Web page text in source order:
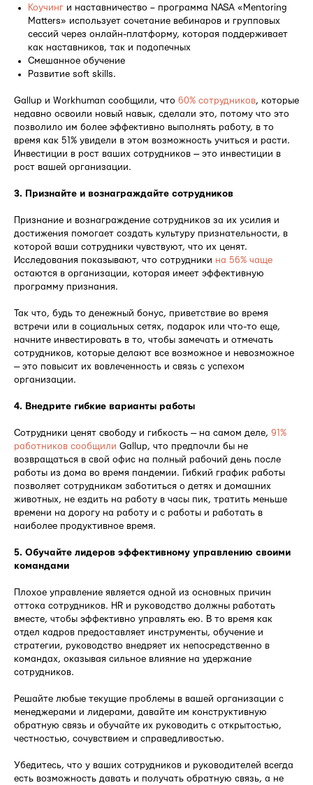
Коучинг и наставничество – программа NASA «Mentoring
Matters» использует сочетание вебинаров и групповых
сессий через онлайн-платформу, которая поддерживает
как наставников, так и подопечных
Смешанное обучение
Развитие soft skills.
Gallup и Workhuman сообщили, что 60% сотрудников, которые
недавно освоили новый навык, сделали это, потому что это
позволило им более эффективно выполнять работу, в то
время как 51% увидели в этом возможность учиться и расти.
Инвестиции в рост ваших сотрудников — это инвестиции в
рост вашей организации.
3. Признайте и вознаграждайте сотрудников
Признание и вознаграждение сотрудников за их усилия и
достижения помогает создать культуру признательности, в
которой ваши сотрудники чувствуют, что их ценят.
Исследования показывают, что сотрудники на 56% чаще
остаются в организации, которая имеет эффективную
программу признания.
Так что, будь то денежный бонус, приветствие во время
встречи или в социальных сетях, подарок или что-то еще,
начните инвестировать в то, чтобы замечать и отмечать
сотрудников, которые делают все возможное и невозможное
— это повысит их вовлеченность и связь с успехом
организации.
4. Внедрите гибкие варианты работы
Сотрудники ценят свободу и гибкость — на самом деле, 91%
работников сообщили Gallup, что предпочли бы не
возвращаться в свой офис на полный рабочий день после
работы из дома во время пандемии. Гибкий график работы
позволяет сотрудникам заботиться о детях и домашних
животных, не ездить на работу в часы пик, тратить меньше
времени на дорогу на работу и с работы и работать в
наиболее продуктивное время.
5. Обучайте лидеров эффективному управлению своими
командами
Плохое управление является одной из основных причин
оттока сотрудников. HR и руководство должны работать
вместе, чтобы эффективно управлять ею. В то время как
отдел кадров предоставляет инструменты, обучение и
стратегии, руководство внедряет их непосредственно в
командах, оказывая сильное влияние на удержание
сотрудников.
Решайте любые текущие проблемы в вашей организации с
менеджерами и лидерами, давайте им конструктивную
обратную связь и обучайте их руководить с открытостью,
честностью, сочувствием и справедливостью.
Убедитесь, что у ваших сотрудников и руководителей всегда
есть возможность давать и получать обратную связь, а не